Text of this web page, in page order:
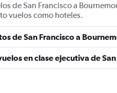
de San Francisco a
vuelos como hoteles.
de San Francisco a
en clase ejecutiva de